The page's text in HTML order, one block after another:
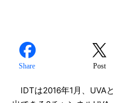
Share Post
IDTは2016年1月、UVA